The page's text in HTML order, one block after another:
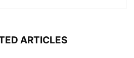
ARTICLES